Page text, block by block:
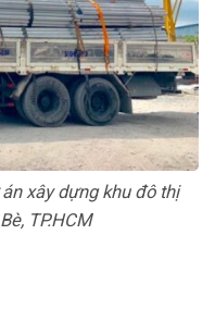
xây dựng khu đô thị
TP.HCM